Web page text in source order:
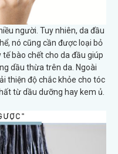
người. Tuy nhiên, da đầu
nó cũng cần được loại bỏ
tế bào chết cho da đầu giúp
dầu thừa trên da. Ngoài
thiện độ chắc khỏe cho tóc
từ dầu dưỡng hay kem ủ.